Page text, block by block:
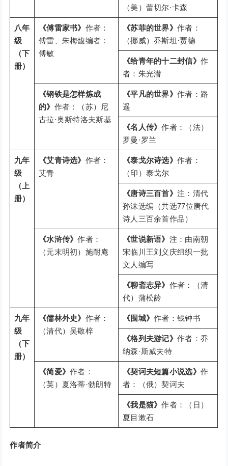
（美）蕾切尔·卡森
八年
级
（下
册）
《傅雷家书》 作者：
傅雷、朱梅馥编者：
傅敏
《苏菲的世界》作者：
（挪威）乔斯坦·贾德
《给青年的十二封信》 作
者：朱光潜
《钢铁是怎样炼成
的》 作者：（苏）尼
古拉·奥斯特洛夫斯基
《平凡的世界》作者：路
遥
《名人传》作者：（法）
罗曼·罗兰
九年
级
（上
册）
《艾青诗选》 作者：
艾青
《泰戈尔诗选》作者：
（印）泰戈尔
《唐诗三百首》注：清代
孙沫选编（共选77位唐代
诗人三百余首作品）
《水浒传》作者：
（元末明初）施耐庵
《世说新语》 注：由南朝
宋临川王刘义庆组织一批
文人编写
《聊斋志异》 作者：（清
代）蒲松龄
九年
级
（下
册）
《儒林外史》 作者：
（清代）吴敬梓
《围城》作者：钱钟书
《格列夫游记》作者：乔
纳森·斯威夫特
《简爱》作者：
（英）夏洛蒂·勃朗特
《契诃夫短篇小说选》 作
者：（俄）契诃夫
《我是猫》作者：（日）
夏目漱石
作者简介